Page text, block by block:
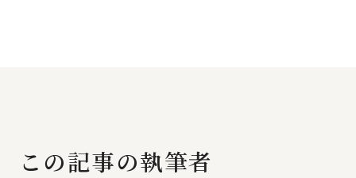
この記事の執筆者